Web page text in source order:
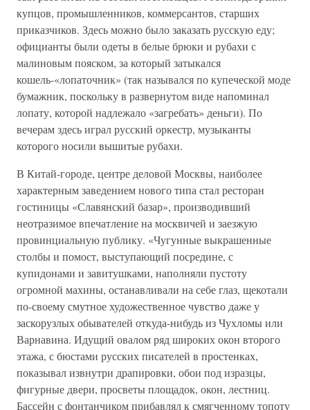
купцов, промышленников, коммерсантов, старших
приказчиков. Здесь можно было заказать русскую еду;
официанты были одеты в белые брюки и рубахи с
малиновым пояском, за который затыкался
кошель-«лопаточник» (так назывался по купеческой моде
бумажник, поскольку в развернутом виде напоминал
лопату, которой надлежало «загребать» деньги). По
вечерам здесь играл русский оркестр, музыканты
которого носили вышитые рубахи.
В Китай-городе, центре деловой Москвы, наиболее
характерным заведением нового типа стал ресторан
гостиницы «Славянский базар», производивший
неотразимое впечатление на москвичей и заезжую
провинциальную публику. «Чугунные выкрашенные
столбы и помост, выступающий посредине, с
купидонами и завитушками, наполняли пустоту
огромной махины, останавливали на себе глаз, щекотали
по-своему смутное художественное чувство даже у
заскорузлых обывателей откуда-нибудь из Чухломы или
Варнавина. Идущий овалом ряд широких окон второго
этажа, с бюстами русских писателей в простенках,
показывал извнутри драпировки, обои под изразцы,
фигурные двери, просветы площадок, окон, лестниц.
Бассейн с фонтанчиком прибавлял к смягченному топоту